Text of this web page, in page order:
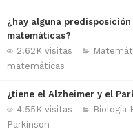
¿hay alguna
matemáticas?
2.62K visitas
matemáticas
¿tiene el Alzheimer y el
4.55K visitas
Biología
Parkinson